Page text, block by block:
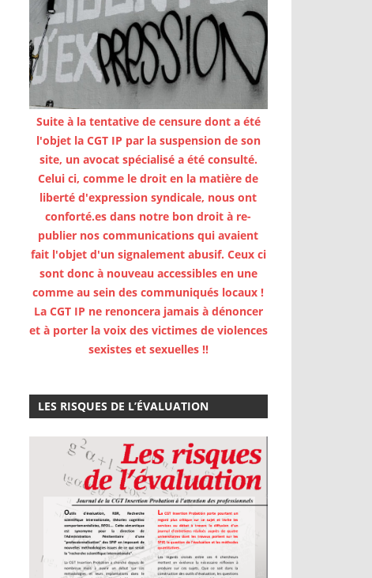
Suite à la tentative de censure dont a été
l'objet la CGT IP par la suspension de son
site, un avocat spécialisé a été consulté.
Celui ci, comme le droit en la matière de
liberté d'expression syndicale, nous ont
conforté.es dans notre bon droit à re-
publier nos communications qui avaient
fait l'objet d'un signalement abusif. Ceux ci
sont donc à nouveau accessibles en une
comme au sein des communiqués locaux !
La CGT IP ne renoncera jamais à dénoncer
et à porter la voix des victimes de violences
sexistes et sexuelles !!
LES RISQUES DE L’ÉVALUATION